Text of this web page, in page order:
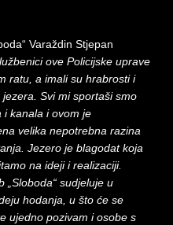
Varaždin Stjepan
ove Policijske uprave
ratu, a imali su hrabrosti i
Svi mi sportaši smo
kanala i ovom je
velika nepotrebna razina
Jezero je blagodat koja
na ideji i realizaciji.
„Sloboda“ sudjeluje u
hodanja, u što će se
ujedno pozivam i osobe s